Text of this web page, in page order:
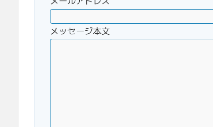
メッセージ本文